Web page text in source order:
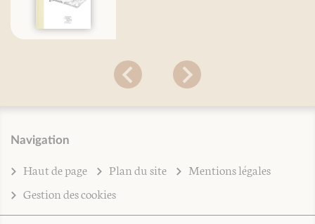
Navigation
Haut de page Plan du site
Mentions légales
Gestion des cookies